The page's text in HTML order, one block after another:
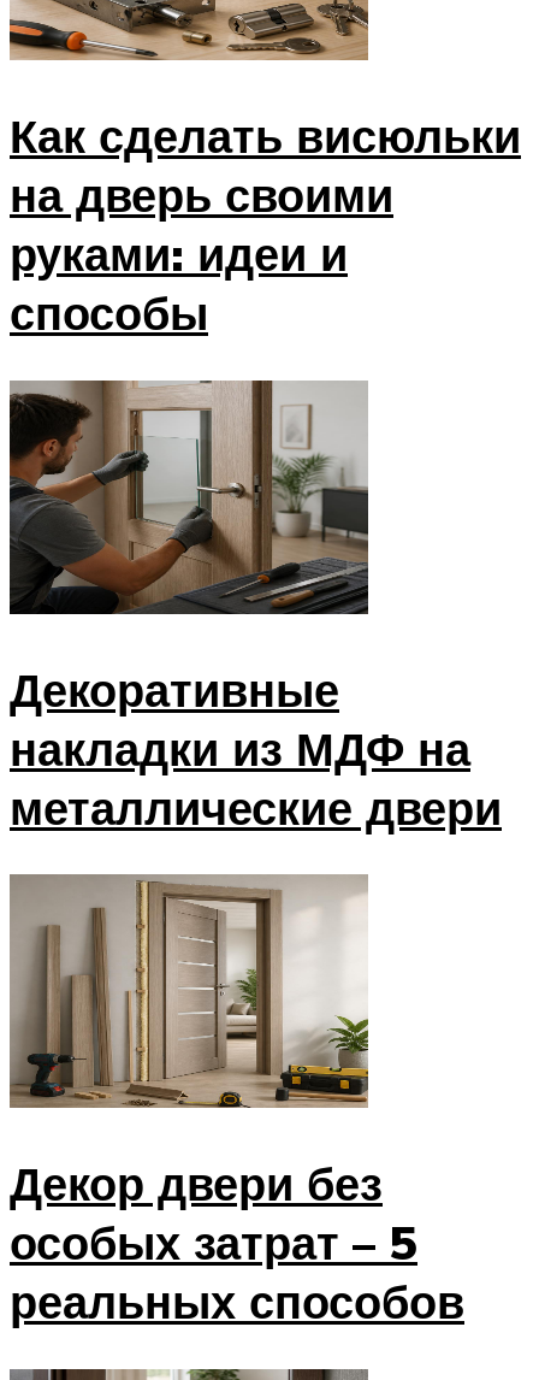
Как сделать висюльки
на дверь своими
руками: идеи и
способы
Декоративные
накладки из МДФ на
металлические двери
Декор двери без
особых затрат – 5
реальных способов